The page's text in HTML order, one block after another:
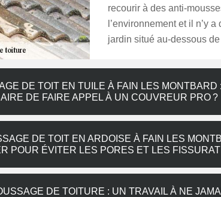
recourir à des anti-
l’environnement et il n’y
jardin situé au-dessous
DE TOIT EN TUILE À FAIN LES
DE FAIRE APPEL À UN COUVREUR PRO ?
DE TOIT EN ARDOISE À FAIN LES
POUR ÉVITER LES PORES ET LES
DE TOITURE : UN TRAVAIL À NE